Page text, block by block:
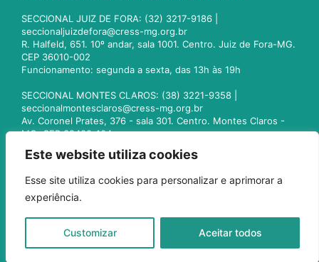
Este website utiliza cookies
Esse site utiliza cookies para personalizar e aprimorar a
experiência.
Customizar Aceitar todos
SECCIONAL JUIZ DE FORA: (32) 3217-9186 |
seccionaljuizdefora@cress-mg.org.br
R. Halfeld, 651. 10º andar, sala 1001. Centro. Juiz de Fora-MG.
CEP 36010-002
Funcionamento: segunda a sexta, das 13h às 19h
SECCIONAL MONTES CLAROS: (38) 3221-9358 |
seccionalmontesclaros@cress-mg.org.br
Av. Coronel Prates, 376 - sala 301. Centro. Montes Claros -
MG. CEP 39400-104
seccionaluberlandia@cress-mg.org.br
Av. Afonso Pena, 547 - sala 101. Uberlândia - MG. CEP